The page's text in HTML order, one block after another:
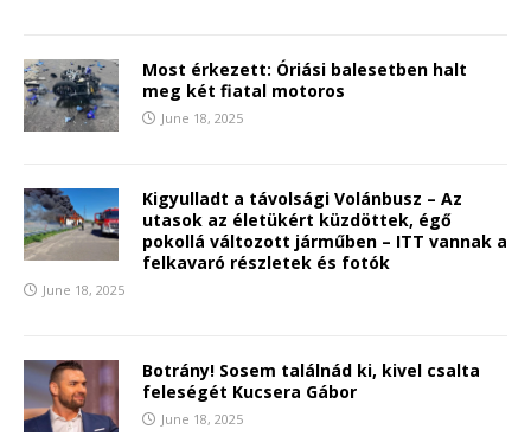
Most érkezett: Óriási balesetben halt
meg két fiatal motoros
June 18, 2025
Kigyulladt a távolsági Volánbusz – Az
utasok az életükért küzdöttek, égő
pokollá változott járműben – ITT vannak a
felkavaró részletek és fotók
June 18, 2025
Botrány! Sosem találnád ki, kivel csalta
feleségét Kucsera Gábor
June 18, 2025